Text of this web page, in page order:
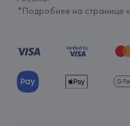
*Подробнее на странице «